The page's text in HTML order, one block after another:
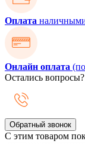
Оплата
Онлайн оплата
Остались вопросы?
Обратный звонок
С этим товаром